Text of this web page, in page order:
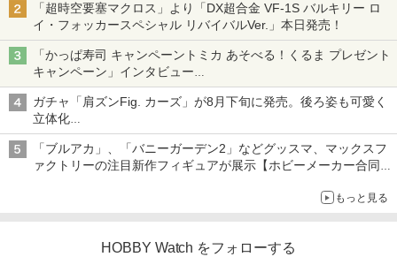
「超時空要塞マクロス」より「DX超合金 VF-1S バルキリー ロ
イ・フォッカースペシャル リバイバルVer.」本日発売！
「かっぱ寿司 キャンペーントミカ あそべる！くるま プレゼント
キャンペーン」インタビュー
子どもが楽しめるかっぱ寿司ならではの体験とコラボの楽しさを
追求
ガチャ「肩ズンFig. カーズ」が8月下旬に発売。後ろ姿も可愛く
立体化
ライトニング・マックィーンやメーターなど4種がラインナップ
「ブルアカ」、「バニーガーデン2」などグッスマ、マックスフ
ァクトリーの注目新作フィギュアが展示【ホビーメーカー合同展
もっと見る
HOBBY Watch をフォローする